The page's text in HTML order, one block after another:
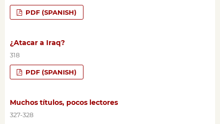
PDF (SPANISH)
¿Atacar a Iraq?
318
PDF (SPANISH)
Muchos títulos, pocos lectores
327-328